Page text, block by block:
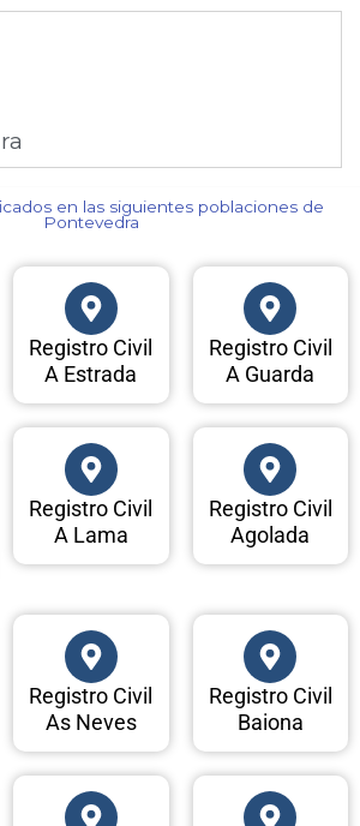
en las siguientes poblaciones de
Pontevedra​
Registro Civil
A Estrada
Registro Civil
A Guarda
Registro Civil
A Lama
Registro Civil
Agolada
Registro Civil
As Neves
Registro Civil
Baiona